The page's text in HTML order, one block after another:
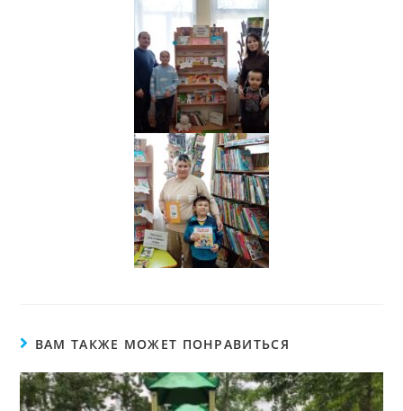
ВАМ ТАКЖЕ МОЖЕТ ПОНРАВИТЬСЯ